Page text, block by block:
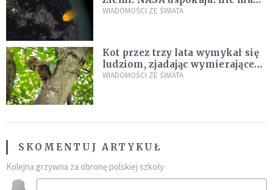
zagrożenia
WIADOMOŚCI ZE ŚWIATA
Kot przez trzy lata wymykał się
ludziom, zjadając wymierające
kaczki. W końcu popełnił
WIADOMOŚCI ZE ŚWIATA
SKOMENTUJ ARTYKUŁ
Kolejna grzywna za obronę polskiej szkoły